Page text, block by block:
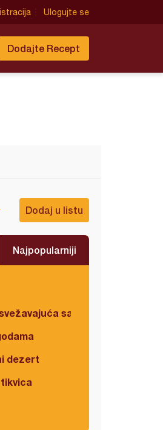
Ulogujte se
Dodajte Recept
Dodaj u listu
Najpopularniji
salata
dezert